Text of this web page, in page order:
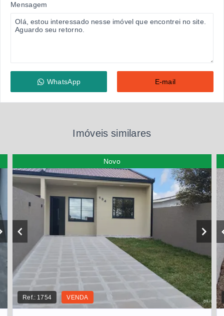
Mensagem
WhatsApp E-mail
Imóveis similares
Novo
Ref.: 1754 VENDA